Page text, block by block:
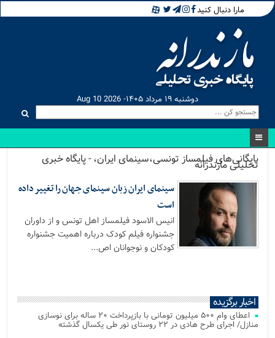
مارا دنبال کنید
دوشنبه ۱۹ مرداد ۱۴۰۵- Aug 10 2026
بایگانی‌های فیلمساز تونسی،سینمای ایران، - پایگاه خبری
تحلیلی مازندرانه
سینمای ایران زبان سینمای جهان را تغییر داده
است
انیس الاسود فیلمساز اهل تونس و از داوران
جشنواره فیلم کودک درباره اهمیت جشنواره
کودکان و نوجوانان اص...
اخبار برگزیده
اعطای وام ۵۰۰ میلیون تومانی با بازپرداخت ۲۰ ساله برای نوسازی
منازل/ اجرای طرح هادی در ۲۲ روستای نور طی یکسال گذشته